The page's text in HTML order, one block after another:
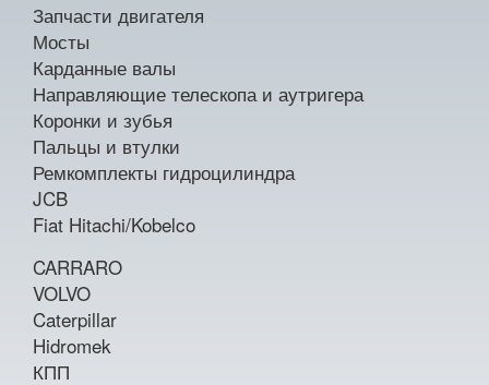
Запчасти двигателя
Мосты
Карданные валы
Направляющие телескопа и аутригера
Коронки и зубья
Пальцы и втулки
Ремкомплекты гидроцилиндра
JCB
Fiat Hitachi/Kobelco
CARRARO
VOLVO
Caterpillar
Hidromek
КПП